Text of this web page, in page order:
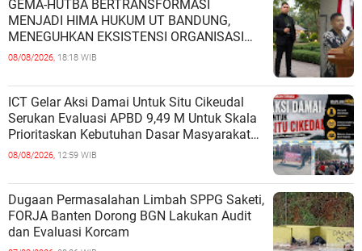
GEMA-HUTBA BERTRANSFORMASI
MENJADI HIMA HUKUM UT BANDUNG,
MENEGUHKAN EKSISTENSI ORGANISASI
MAHASISWA HUKUM UNIVERSITAS
08/08/2026, 18:18 WIB
ICT Gelar Aksi Damai Untuk Situ Cikeudal
Serukan Evaluasi APBD 9,49 M Untuk Skala
Prioritaskan Kebutuhan Dasar Masyarakat
Belum Saat nya Butuh Kawasa
08/08/2026, 12:59 WIB
Dugaan Permasalahan Limbah SPPG Saketi,
FORJA Banten Dorong BGN Lakukan Audit
dan Evaluasi Korcam